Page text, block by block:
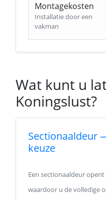
Montagekosten
Installatie door een
vakman
Wat kunt u
Koningslust?
Sectionaaldeur
keuze
Een sectionaaldeur
waardoor u de volledige